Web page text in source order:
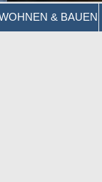
& BAUEN